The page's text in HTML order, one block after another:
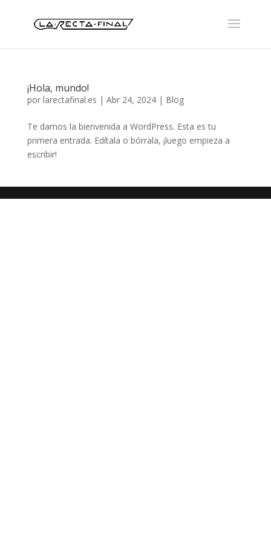
¡Hola, mundo!
por larectafinal.es | Abr 24, 2024| Blog
Te damos la bienvenida a WordPress. Esta es tu
primera entrada. Edítala o bórrala, ¡luego empieza a
escribir!